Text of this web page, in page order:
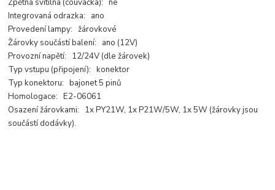
Zpětná svítilna (couvačka): ne
Integrovaná odrazka: ano
Provedení lampy: žárovkové
Žárovky součástí balení: ano (12V)
Provozní napětí: 12/24V (dle žárovek)
Typ vstupu (připojení): konektor
Typ konektoru: bajonet 5 pinů
Homologace: E2-06061
Osazení žárovkami: 1x PY21W, 1x P21W/5W, 1x 5W (žárovky jsou
součástí dodávky).